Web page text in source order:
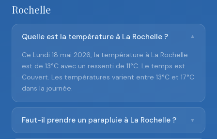
Rochelle
Quelle est la température à La Rochelle ? ▼
Ce Lundi 18 mai 2026, la température à La Rochelle
est de 13°C avec un ressenti de 11°C. Le temps est
Couvert. Les températures varient entre 13°C et 17°C
dans la journée.
Faut-il prendre un parapluie à La Rochelle ? ▼